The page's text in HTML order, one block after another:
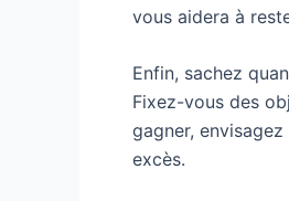
vous aidera à
Enfin, sachez
Fixez-vous des
gagner,
excès.